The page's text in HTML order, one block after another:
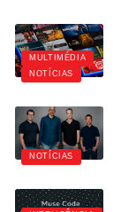
MULTIMÉDIA
NOTÍCIAS
NOTÍCIAS